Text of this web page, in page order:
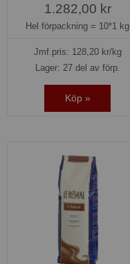
1.282,00 kr
Hel förpackning = 10*1 kg
Jmf.pris: 128,20kr/kg
Lager: 27 del av förp.
Köp »